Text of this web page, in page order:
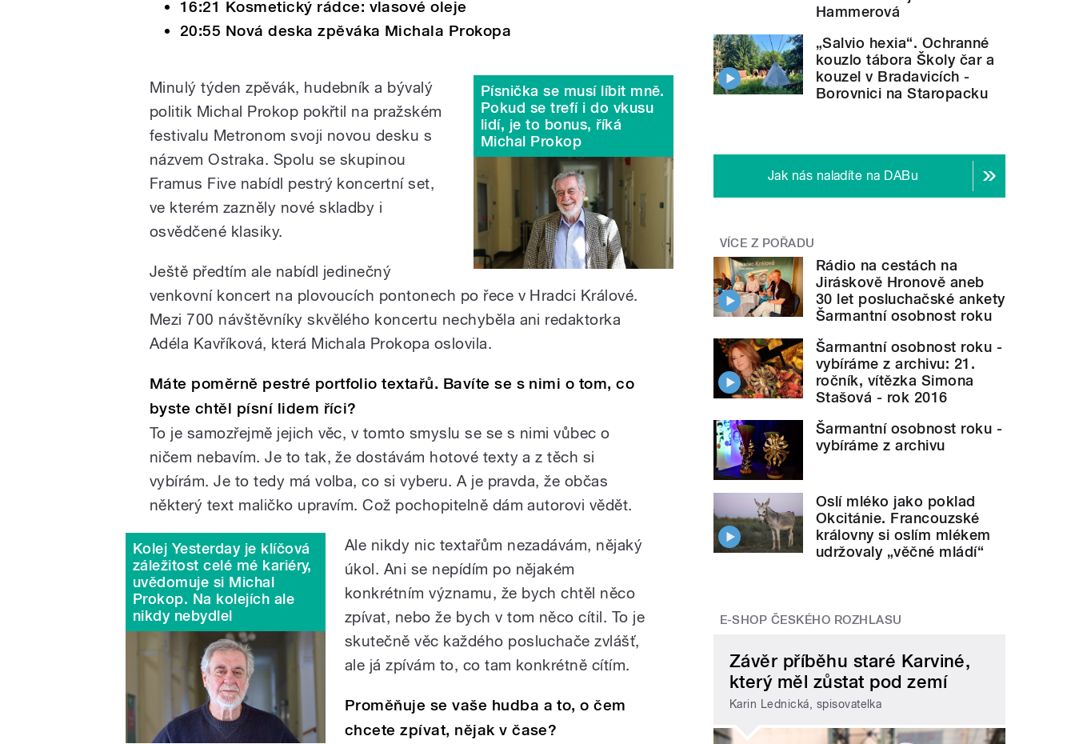
16:21 Kosmetický rádce: vlasové oleje
20:55 Nová deska zpěváka Michala Prokopa
Písnička se musí líbit mně.
Pokud se trefí i do vkusu
lidí, je to bonus, říká
Michal Prokop
Minulý týden zpěvák, hudebník a bývalý
politik Michal Prokop pokřtil na pražském
festivalu Metronom svoji novou desku s
názvem Ostraka. Spolu se skupinou
Framus Five nabídl pestrý koncertní set,
ve kterém zazněly nové skladby i
osvědčené klasiky.
Ještě předtím ale nabídl jedinečný
venkovní koncert na plovoucích pontonech po řece v Hradci Králové.
Mezi 700 návštěvníky skvělého koncertu nechyběla ani redaktorka
Adéla Kavříková, která Michala Prokopa oslovila.
Máte poměrně pestré portfolio textařů. Bavíte se s nimi o tom, co
byste chtěl písní lidem říci?
To je samozřejmě jejich věc, v tomto smyslu se se s nimi vůbec o
ničem nebavím. Je to tak, že dostávám hotové texty a z těch si
vybírám. Je to tedy má volba, co si vyberu. A je pravda, že občas
některý text maličko upravím. Což pochopitelně dám autorovi vědět.
Kolej Yesterday je klíčová
záležitost celé mé kariéry,
uvědomuje si Michal
Prokop. Na kolejích ale
nikdy nebydlel
Ale nikdy nic textařům nezadávám, nějaký
úkol. Ani se nepídím po nějakém
konkrétním významu, že bych chtěl něco
zpívat, nebo že bych v tom něco cítil. To je
skutečně věc každého posluchače zvlášť,
ale já zpívám to, co tam konkrétně cítím.
Proměňuje se vaše hudba a to, o čem
chcete zpívat, nějak v čase?
Hammerová
„Salvio hexia“. Ochranné
kouzlo tábora Školy čar a
kouzel v Bradavicích -
Borovnici na Staropacku
Jak nás naladíte na DABu
VÍCE Z POŘADU
Rádio na cestách na
Jiráskově Hronově aneb
30 let posluchačské ankety
Šarmantní osobnost roku
Šarmantní osobnost roku -
vybíráme z archivu: 21.
ročník, vítězka Simona
Stašová - rok 2016
Šarmantní osobnost roku -
vybíráme z archivu
Oslí mléko jako poklad
Okcitánie. Francouzské
královny si oslím mlékem
udržovaly „věčné mládí“
E-SHOP ČESKÉHO ROZHLASU
Závěr příběhu staré Karviné,
který měl zůstat pod zemí
Karin Lednická, spisovatelka